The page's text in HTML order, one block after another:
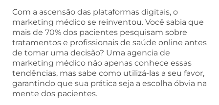
Com a ascensão das plataformas digitais, o
marketing médico se reinventou. Você sabia que
mais de 70% dos pacientes pesquisam sobre
tratamentos e profissionais de saúde online antes
de tomar uma decisão? Uma agencia de
marketing médico não apenas conhece essas
tendências, mas sabe como utilizá-las a seu favor,
garantindo que sua prática seja a escolha óbvia na
mente dos pacientes.